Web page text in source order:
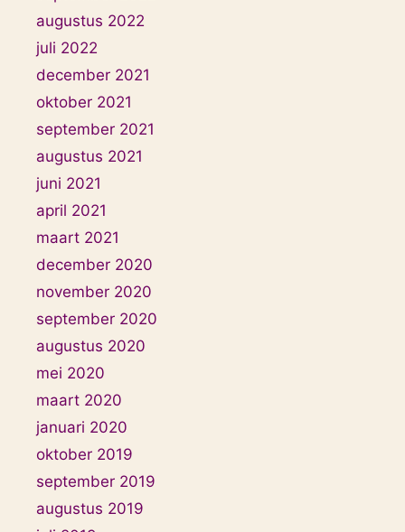
augustus 2022
juli 2022
december 2021
oktober 2021
september 2021
augustus 2021
juni 2021
april 2021
maart 2021
december 2020
november 2020
september 2020
augustus 2020
mei 2020
maart 2020
januari 2020
oktober 2019
september 2019
augustus 2019